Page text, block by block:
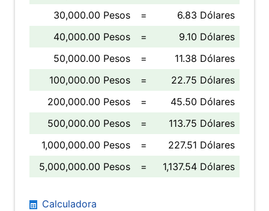
30,000.00 Pesos
=
6.83 Dólares
40,000.00 Pesos
=
9.10 Dólares
50,000.00 Pesos
=
11.38 Dólares
100,000.00 Pesos
=
22.75 Dólares
200,000.00 Pesos
=
45.50 Dólares
500,000.00 Pesos
=
113.75 Dólares
1,000,000.00 Pesos
=
227.51 Dólares
5,000,000.00 Pesos
= 1,137.54 Dólares
Calculadora